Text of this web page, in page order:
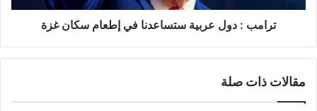
ترامب : دول عربية ستساعدنا في إطعام سكان غزة
مقالات ذات صلة